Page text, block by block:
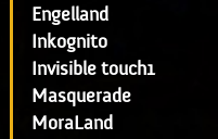
Engelland
Inkognito
Invisible touch1
Masquerade
MoraLand